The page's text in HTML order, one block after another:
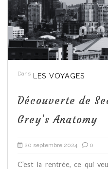
Dans LES VOYAGES
Découverte de
Grey’s Anatomy
20 septembre 2024 0
C’est la rentrée, ce qui